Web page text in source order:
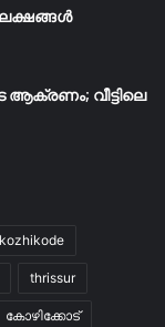
ലക്ഷങ്ങൾ
വീട്ടിലെ
kozhikode
thrissur
കോഴിക്കോട്